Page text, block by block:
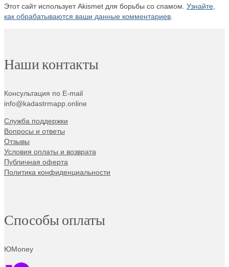
Этот сайт использует Akismet для борьбы со спамом. Узнайте,
как обрабатываются ваши данные комментариев
Наши контакты
Консультация по E-mail
info@kadastrmapp.online
Служба поддержки
Вопросы и ответы
Отзывы
Условия оплаты и возврата
Публичная оферта
Политика конфиденциальности
Способы оплаты
ЮMoney